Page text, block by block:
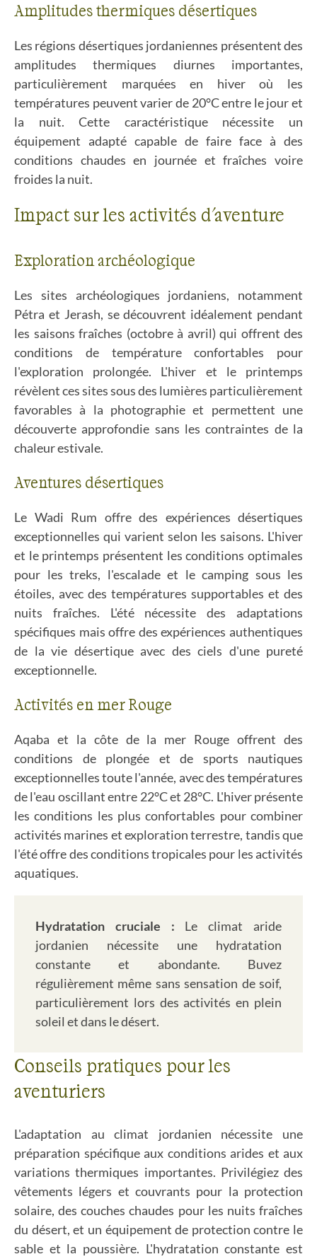
Amplitudes thermiques désertiques
Les régions désertiques jordaniennes présentent des
amplitudes thermiques diurnes importantes,
particulièrement marquées en hiver où les
températures peuvent varier de 20°C entre le jour et
la nuit. Cette caractéristique nécessite un
équipement adapté capable de faire face à des
conditions chaudes en journée et fraîches voire
froides la nuit.
Impact sur les activités d'aventure
Exploration archéologique
Les sites archéologiques jordaniens, notamment
Pétra et Jerash, se découvrent idéalement pendant
les saisons fraîches (octobre à avril) qui offrent des
conditions de température confortables pour
l'exploration prolongée. L'hiver et le printemps
révèlent ces sites sous des lumières particulièrement
favorables à la photographie et permettent une
découverte approfondie sans les contraintes de la
chaleur estivale.
Aventures désertiques
Le Wadi Rum offre des expériences désertiques
exceptionnelles qui varient selon les saisons. L'hiver
et le printemps présentent les conditions optimales
pour les treks, l'escalade et le camping sous les
étoiles, avec des températures supportables et des
nuits fraîches. L'été nécessite des adaptations
spécifiques mais offre des expériences authentiques
de la vie désertique avec des ciels d'une pureté
exceptionnelle.
Activités en mer Rouge
Aqaba et la côte de la mer Rouge offrent des
conditions de plongée et de sports nautiques
exceptionnelles toute l'année, avec des températures
de l'eau oscillant entre 22°C et 28°C. L'hiver présente
les conditions les plus confortables pour combiner
activités marines et exploration terrestre, tandis que
l'été offre des conditions tropicales pour les activités
aquatiques.
Hydratation cruciale : Le climat aride
jordanien nécessite une hydratation
constante et abondante. Buvez
régulièrement même sans sensation de soif,
particulièrement lors des activités en plein
soleil et dans le désert.
Conseils pratiques pour les
aventuriers
L'adaptation au climat jordanien nécessite une
préparation spécifique aux conditions arides et aux
variations thermiques importantes. Privilégiez des
vêtements légers et couvrants pour la protection
solaire, des couches chaudes pour les nuits fraîches
du désert, et un équipement de protection contre le
sable et la poussière. L'hydratation constante est